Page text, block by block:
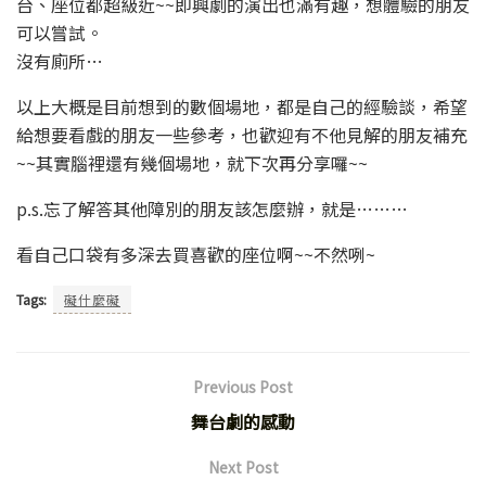
可以嘗試。
沒有廁所…
以上大概是目前想到的數個場地，都是自己的經驗談，希望
給想要看戲的朋友一些參考，也歡迎有不他見解的朋友補充
~~其實腦裡還有幾個場地，就下次再分享囉~~
p.s.忘了解答其他障別的朋友該怎麼辦，就是………
看自己口袋有多深去買喜歡的座位啊~~不然咧~
Tags: 礙什麼礙
Previous Post
舞台劇的感動
Next Post